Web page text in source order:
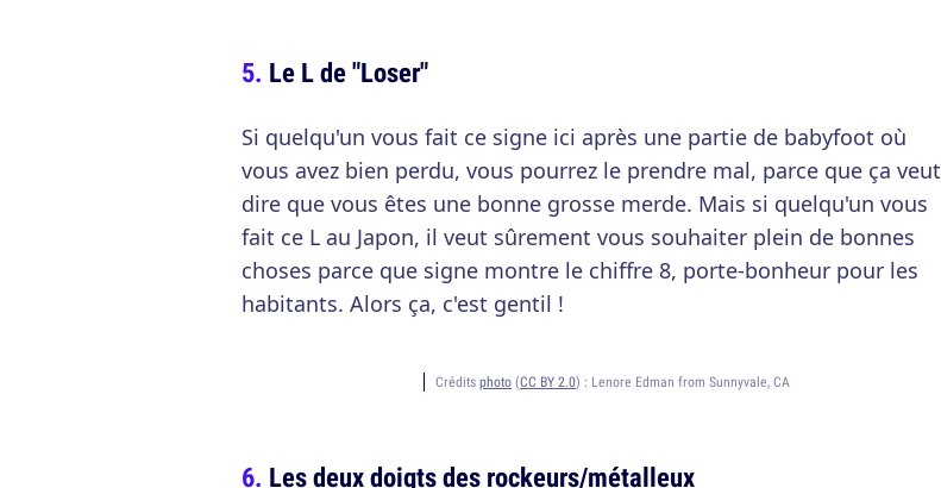
Le L de "Loser"
Si quelqu'un vous fait ce signe ici après une partie de babyfoot où
vous avez bien perdu, vous pourrez le prendre mal, parce que ça veut
dire que vous êtes une bonne grosse merde. Mais si quelqu'un vous
fait ce L au Japon, il veut sûrement vous souhaiter plein de bonnes
choses parce que signe montre le chiffre 8, porte-bonheur pour les
habitants. Alors ça, c'est gentil !
Crédits photo (CC BY 2.0) : Lenore Edman from Sunnyvale, CA
Les deux doigts des rockeurs/métalleux